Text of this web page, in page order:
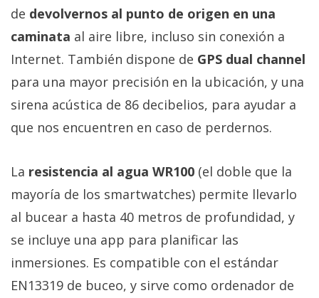
de devolvernos al punto de origen en una
caminata al aire libre, incluso sin conexión a
Internet. También dispone de GPS dual channel
para una mayor precisión en la ubicación, y una
sirena acústica de 86 decibelios, para ayudar a
que nos encuentren en caso de perdernos.
La resistencia al agua WR100 (el doble que la
mayoría de los smartwatches) permite llevarlo
al bucear a hasta 40 metros de profundidad, y
se incluye una app para planificar las
inmersiones. Es compatible con el estándar
EN13319 de buceo, y sirve como ordenador de